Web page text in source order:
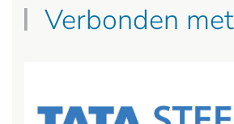
Verbonden met